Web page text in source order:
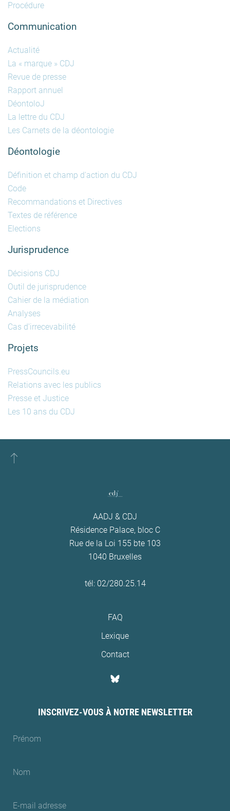
Procédure
Communication
Actualité
La « marque » CDJ
Revue de presse
Rapport annuel
DéontoloJ
La lettre du CDJ
Les Carnets de la déontologie
Déontologie
Définition et champ d'action du CDJ
Code
Recommandations et Directives
Textes de référence
Elections
Jurisprudence
Décisions CDJ
Outil de jurisprudence
Cahier de la médiation
Analyses
Cas d'irrecevabilité
Projets
PressCouncils.eu
Relations avec les publics
Presse et Justice
Les 10 ans du CDJ
AADJ & CDJ
Résidence Palace, bloc C
Rue de la Loi 155 bte 103
1040 Bruxelles
tél: 02/280.25.14
FAQ
Lexique
Contact
INSCRIVEZ-VOUS À NOTRE NEWSLETTER